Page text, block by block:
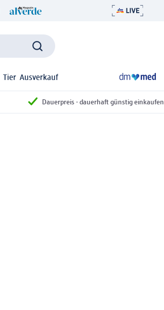
Tier Ausverkauf
Dauerpreis - dauerhaft günstig einkaufen